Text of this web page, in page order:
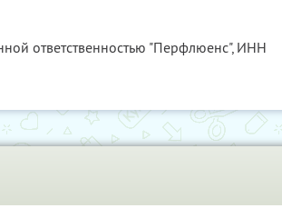
ответственностью "Перфлюенс", ИНН